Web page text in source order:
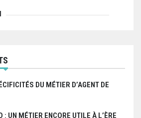
DU MÉTIER D’AGENT DE
: UN MÉTIER ENCORE UTILE À L’ÈRE